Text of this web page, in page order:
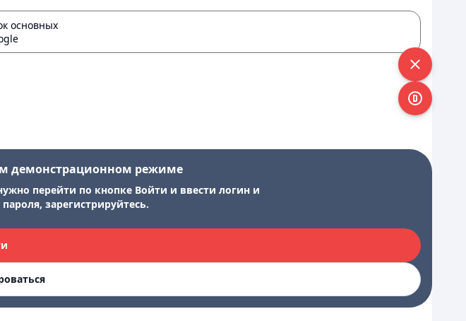
основных
демонстрационном режиме
перейти по кнопке Войти и ввести логин и
зарегистрируйтесь.